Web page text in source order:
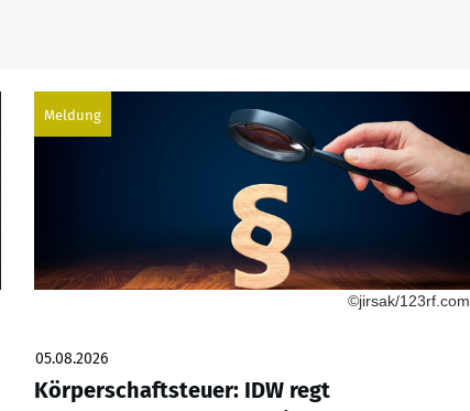
Meldung
©jirsak/123rf.com
05.08.2026
Körperschaftsteuer: IDW regt